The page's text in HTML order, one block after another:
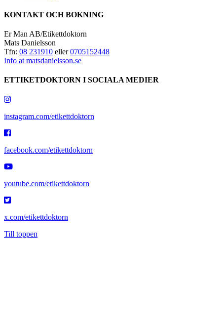
KONTAKT OCH BOKNING
Er Man AB/Etikettdoktorn
Mats Danielsson
Tfn: 08 231910 eller0705152448
Info at matsdanielsson.se
ETTIKETDOKTORN I SOCIALA MEDIER
instagram.com/etikettdoktorn
facebook.com/etikettdoktorn
youtube.com/etikettdoktorn
x.com/etikettdoktorn
Till toppen